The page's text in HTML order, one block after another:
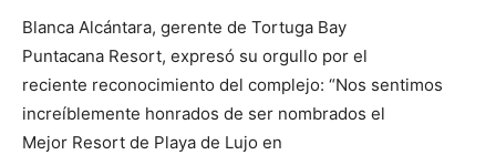
Blanca Alcántara, gerente de Tortuga Bay
Puntacana Resort, expresó su orgullo por el
reciente reconocimiento del complejo: “Nos sentimos
increíblemente honrados de ser nombrados el
Mejor Resort de Playa de Lujo en